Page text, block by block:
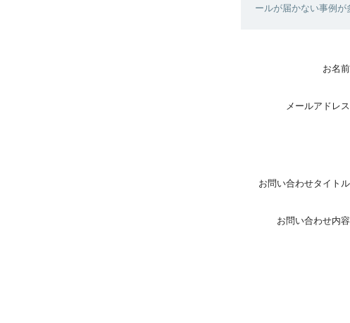
ールが届かない事例が
お名前
メールアドレス
お問い合わせタイトル
お問い合わせ内容